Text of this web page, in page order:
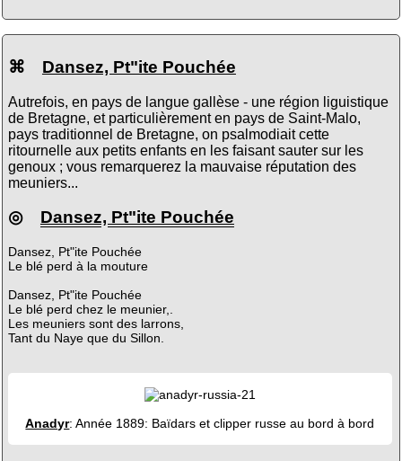
⌘ Dansez, Pt"ite Pouchée
Autrefois, en pays de langue gallèse - une région liguistique
de Bretagne, et particulièrement en pays de Saint-Malo,
pays traditionnel de Bretagne, on psalmodiait cette
ritournelle aux petits enfants en les faisant sauter sur les
genoux ; vous remarquerez la mauvaise réputation des
meuniers...
◎ Dansez, Pt"ite Pouchée
Dansez, Pt"ite Pouchée
Le blé perd à la mouture
Dansez, Pt"ite Pouchée
Le blé perd chez le meunier,.
Les meuniers sont des larrons,
Tant du Naye que du Sillon.
Anadyr: Année 1889: Baïdars et clipper russe au bord à bord